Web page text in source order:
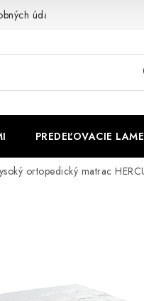
údajov
PREDEĽOVACIE
ortopedický matrac